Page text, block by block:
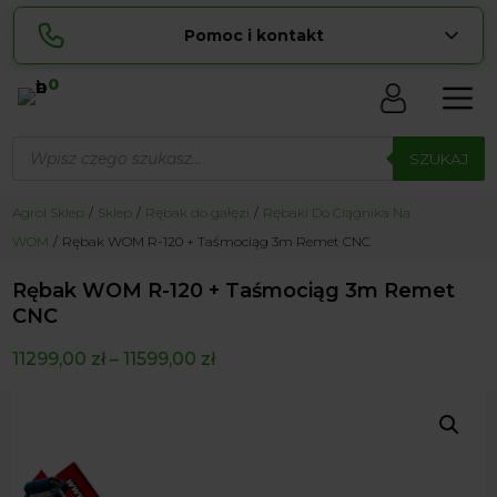
Pomoc i kontakt
Sylwia
pokaż numer
729 856 ... pokaż numer
0
produktów SZUKAJ
Agrol Sklep Sklep Rębak do gałęzi
Rębaki Do Ciągnika Na
WOM
Rębak WOM R-120 + Taśmociąg 3m Remet CNC
Rębak WOM R-120 + Taśmociąg 3m Remet
CNC
11299,00 zł–11599,00 zł